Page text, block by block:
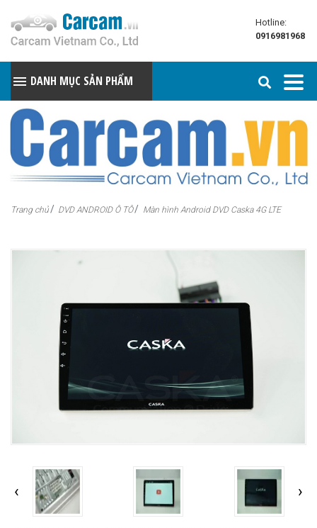
Hotline:
0916981968
DANH MỤC SẢN PHẨM
Trang chủ DVD ANDROID Ô TÔ Màn hình Android DVD Caska 4G LTE
‹ ›